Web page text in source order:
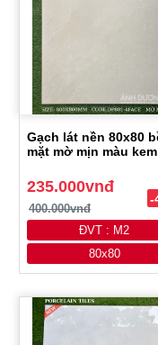
Gạch lát nền 80x80
mặt mờ mịn màu kem
235.000vnđ
400.000vnđ
-
ĐVT : M2
80x80